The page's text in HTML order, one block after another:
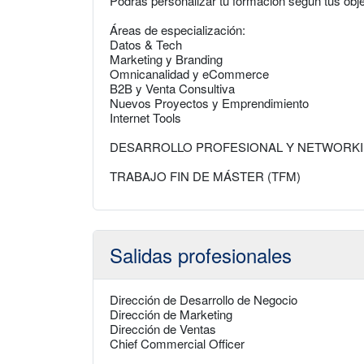
Áreas de especialización:
Datos & Tech
Marketing y Branding
Omnicanalidad y eCommerce
B2B y Venta Consultiva
Nuevos Proyectos y Emprendimiento
Internet Tools
DESARROLLO PROFESIONAL Y
TRABAJO FIN DE MÁSTER (TFM)
Salidas profesionales
Dirección de Desarrollo de Negocio
Dirección de Marketing
Dirección de Ventas
Chief Commercial Officer